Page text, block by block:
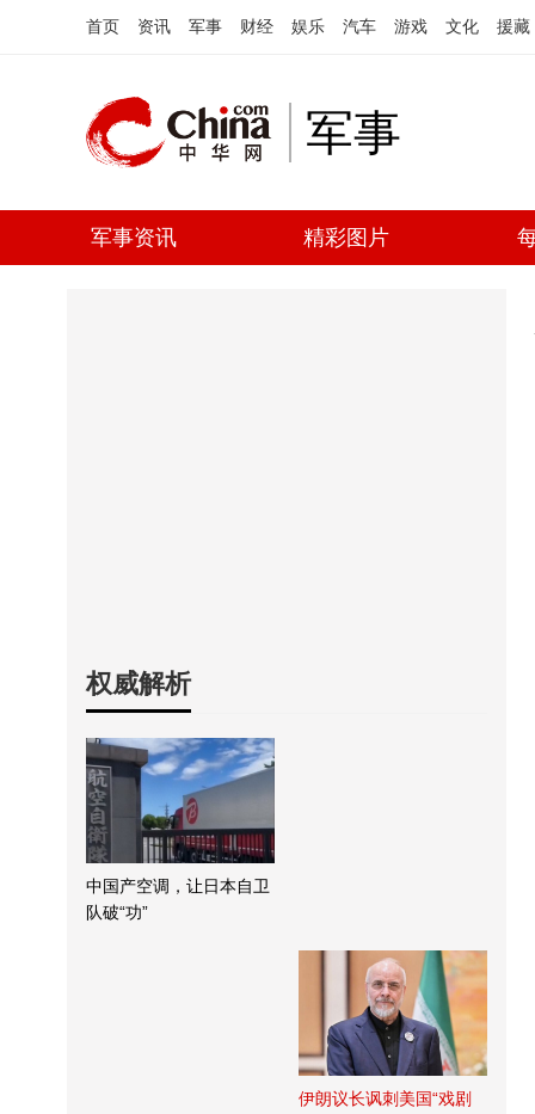
首页 资讯 军事 财经 娱乐 汽车 游戏 文化 援藏
军事
军事资讯 精彩图片
权威解析
中国产空调，让日本自卫
队破“功”
伊朗议长讽刺美国“戏剧